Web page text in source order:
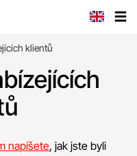
klientů
napíšete, jak jste byli